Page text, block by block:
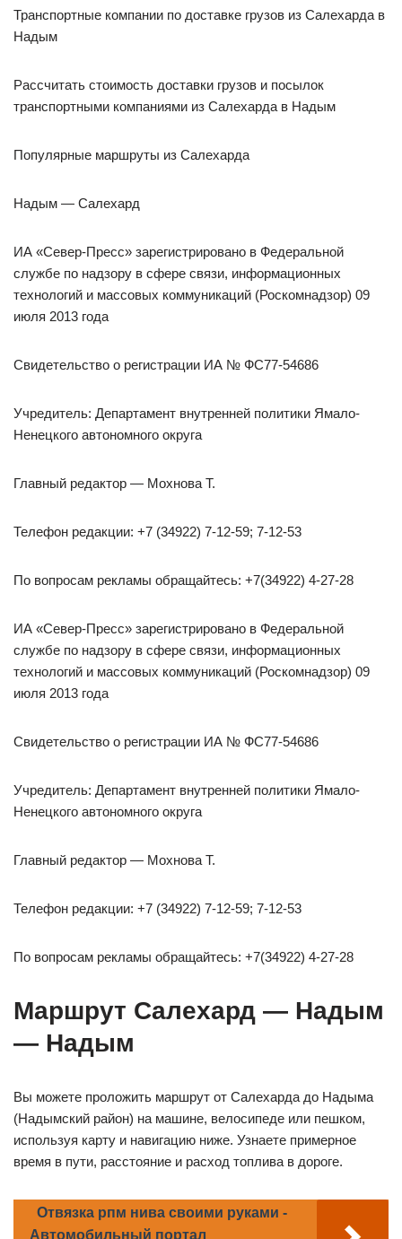
Транспортные компании по доставке грузов из Салехарда в
Надым
Рассчитать стоимость доставки грузов и посылок
транспортными компаниями из Салехарда в Надым
Популярные маршруты из Салехарда
Надым — Салехард
ИА «Север-Пресс» зарегистрировано в Федеральной
службе по надзору в сфере связи, информационных
технологий и массовых коммуникаций (Роскомнадзор) 09
июля 2013 года
Свидетельство о регистрации ИА № ФС77-54686
Учредитель: Департамент внутренней политики Ямало-
Ненецкого автономного округа
Главный редактор — Мохнова Т.
Телефон редакции: +7 (34922) 7-12-59; 7-12-53
По вопросам рекламы обращайтесь: +7(34922) 4-27-28
ИА «Север-Пресс» зарегистрировано в Федеральной
службе по надзору в сфере связи, информационных
технологий и массовых коммуникаций (Роскомнадзор) 09
июля 2013 года
Свидетельство о регистрации ИА № ФС77-54686
Учредитель: Департамент внутренней политики Ямало-
Ненецкого автономного округа
Главный редактор — Мохнова Т.
Телефон редакции: +7 (34922) 7-12-59; 7-12-53
По вопросам рекламы обращайтесь: +7(34922) 4-27-28
Маршрут Салехард — Надым
— Надым
Вы можете проложить маршрут от Салехарда до Надыма
(Надымский район) на машине, велосипеде или пешком,
используя карту и навигацию ниже. Узнаете примерное
время в пути, расстояние и расход топлива в дороге.
Отвязка рпм нива своими руками -
Автомобильный портал